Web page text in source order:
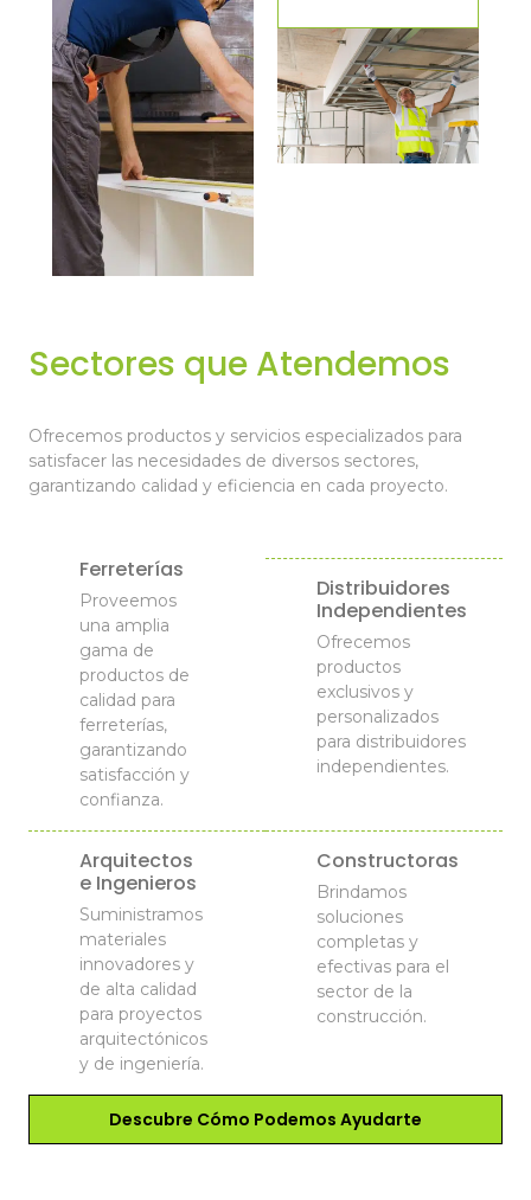
Sectores que Atendemos
Ofrecemos productos y servicios especializados para
satisfacer las necesidades de diversos sectores,
garantizando calidad y eficiencia en cada proyecto.
Ferreterías
Proveemos
una amplia
gama de
productos de
calidad para
ferreterías,
garantizando
satisfacción y
confianza.
Distribuidores
Independientes
Ofrecemos
productos
exclusivos y
personalizados
para distribuidores
independientes.
Arquitectos
e Ingenieros
Suministramos
materiales
innovadores y
de alta calidad
para proyectos
arquitectónicos
y de ingeniería.
Constructoras
Brindamos
soluciones
completas y
efectivas para el
sector de la
construcción.
Descubre Cómo Podemos Ayudarte